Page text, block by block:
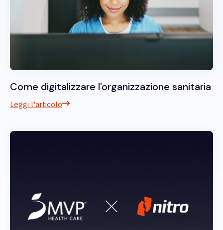
Come digitalizzare l'organizzazione sanitaria
Leggi l'articolo